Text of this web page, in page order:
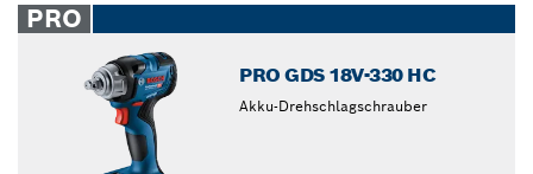
PRO
PRO GDS 18V-330 HC
Akku-Drehschlagschrauber